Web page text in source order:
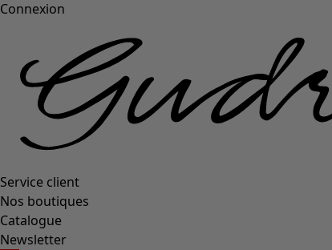
Connexion
Service client
Nos boutiques
Catalogue
Newsletter